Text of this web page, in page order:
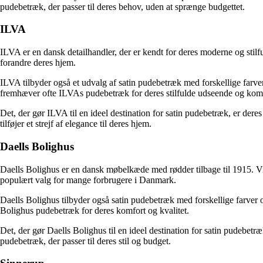
pudebetræk, der passer til deres behov, uden at sprænge budgettet.
ILVA
ILVA er en dansk detailhandler, der er kendt for deres moderne og
forandre deres hjem.
ILVA tilbyder også et udvalg af satin pudebetræk med forskellige
fremhæver ofte ILVAs pudebetræk for deres stilfulde udseende og
Det, der gør ILVA til en ideel destination for satin pudebetræk, er
tilføjer et strejf af elegance til deres hjem.
Daells Bolighus
Daells Bolighus er en dansk møbelkæde med rødder tilbage til 1915.
populært valg for mange forbrugere i Danmark.
Daells Bolighus tilbyder også satin pudebetræk med forskellige farver
Bolighus pudebetræk for deres komfort og kvalitet.
Det, der gør Daells Bolighus til en ideel destination for satin
pudebetræk, der passer til deres stil og budget.